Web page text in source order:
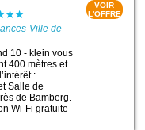
Ville de
10 - klein vous
400 mètres et
:
Salle de
de Bamberg.
Wi-Fi gratuite
VOIR
L'OFFRE